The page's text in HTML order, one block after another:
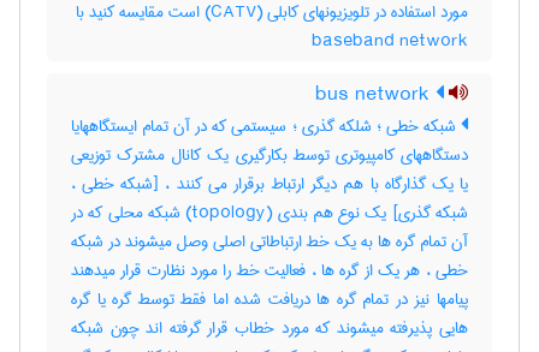
baseband network
شبکه خطی ؛ شلکه گذری ؛ سیستمی که در آن تمام ایستگاههایا
دستگاههای کامپیوتری توسط بکارگیری یک کانال مشترک توزیعی
یا یک گذارگاه با هم دیگر ارتباط برقرار می کنند ، [شبکه خطی ،
شبکه گذری] یک نوع هم بندی (‎topology) شبکه محلی که در
آن تمام گره ها به یک خط ارتباطاتی اصلی وصل میشوند در شبکه
خطی ، هر یک از گره ها ، فعالیت خط را مورد نظارت قرار میدهند
پیامها نیز در تمام گره ها دریافت شده اما فقط توسط گره یا گره
هایی پذیرفته میشوند که مورد خطاب قرار گرفته اند چون شبکه